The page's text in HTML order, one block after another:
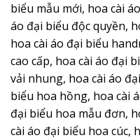
biểu mẫu mới, hoa cài
áo đại biểu độc quyền,
hoa cài áo đại biểu
cao cấp, hoa cài áo đại
vải nhung, hoa cài áo
biểu hoa hồng, hoa cài
đại biểu hoa mẫu đơn,
cài áo đại biểu hoa cúc,